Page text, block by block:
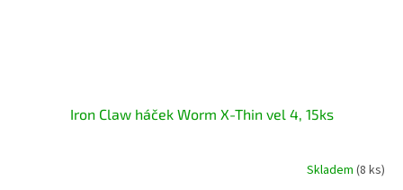
Iron Claw háček Worm X-Thin vel 4, 15ks
Skladem (8 ks)